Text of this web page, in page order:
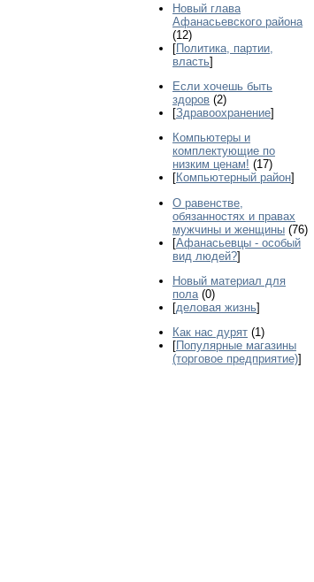
Новый глава
Афанасьевского района
(12)
[Политика, партии,
власть]
Если хочешь быть
здоров (2)
[Здравоохранение]
Компьютеры и
комплектующие по
низким ценам! (17)
[Компьютерный район]
О равенстве,
обязанностях и правах
мужчины и женщины (76)
[Афанасьевцы - особый
вид людей?]
Новый материал для
пола (0)
[деловая жизнь]
Как нас дурят (1)
[Популярные магазины
(торговое предприятие)]